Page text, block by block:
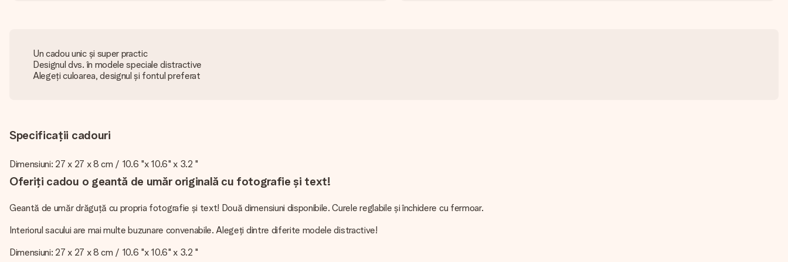
Un cadou unic și super practic
Designul dvs. în modele speciale distractive
Alegeți culoarea, designul și fontul preferat
Specificații cadouri
Dimensiuni: 27 x 27 x 8 cm / 10.6 "x 10.6" x 3.2 "
Oferiți cadou o geantă de umăr originală cu fotografie și text!
Geantă de umăr drăguță cu propria fotografie și text! Două dimensiuni disponibile. Curele reglabile și închidere cu fermoar.
Interiorul sacului are mai multe buzunare convenabile. Alegeți dintre diferite modele distractive!
Dimensiuni: 27 x 27 x 8 cm / 10.6 "x 10.6" x 3.2 "